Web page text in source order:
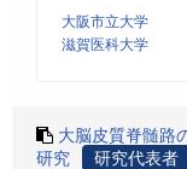
大阪市立大学
滋賀医科大学
大脳皮質脊髄路
研究
研究代表者